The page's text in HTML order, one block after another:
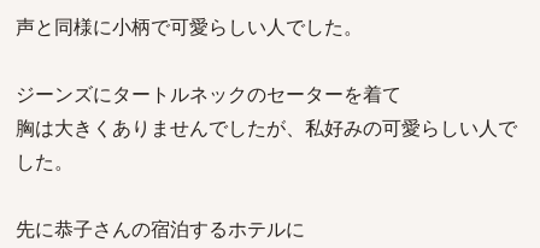
声と同様に小柄で可愛らしい人でした。
ジーンズにタートルネックのセーターを着て
胸は大きくありませんでしたが、私好みの可愛らしい人で
した。
先に恭子さんの宿泊するホテルに